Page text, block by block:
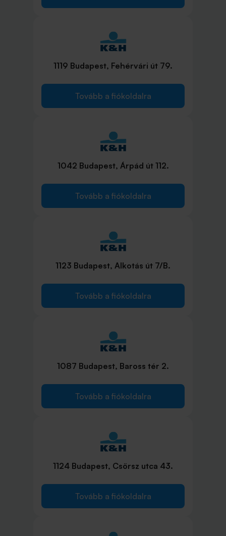
1119 Budapest, Fehérvári út 79.
Tovább a fiókoldalra
1042 Budapest, Árpád út 112.
Tovább a fiókoldalra
1123 Budapest, Alkotás út 7/B.
Tovább a fiókoldalra
1087 Budapest, Baross tér 2.
Tovább a fiókoldalra
1124 Budapest, Csörsz utca 43.
Tovább a fiókoldalra